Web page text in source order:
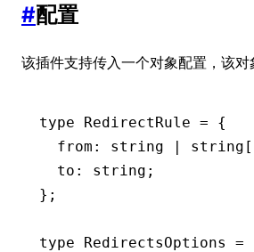
#配置
该插件支持传入一个对象配置，该对
type RedirectRule = {
  from
: string | string
  to
: string ;
};
type RedirectsOptions =